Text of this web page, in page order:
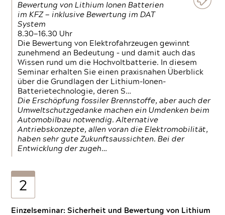
Bewertung von Lithium Ionen Batterien
im KFZ — inklusive Bewertung im DAT
System
8.30—16.30 Uhr
Die Bewertung von Elektrofahrzeugen gewinnt
zunehmend an Bedeutung – und damit auch das
Wissen rund um die Hochvoltbatterie. In diesem
Seminar erhalten Sie einen praxisnahen Überblick
über die Grundlagen der Lithium-Ionen-
Batterietechnologie, deren S…
Die Erschöpfung fossiler Brennstoffe, aber auch der
Umweltschutzgedanke machen ein Umdenken beim
Automobilbau notwendig. Alternative
Antriebskonzepte, allen voran die Elektromobilität,
haben sehr gute Zukunftsaussichten. Bei der
Entwicklung der zugeh…
2
Einzelseminar: Sicherheit und Bewertung von Lithium